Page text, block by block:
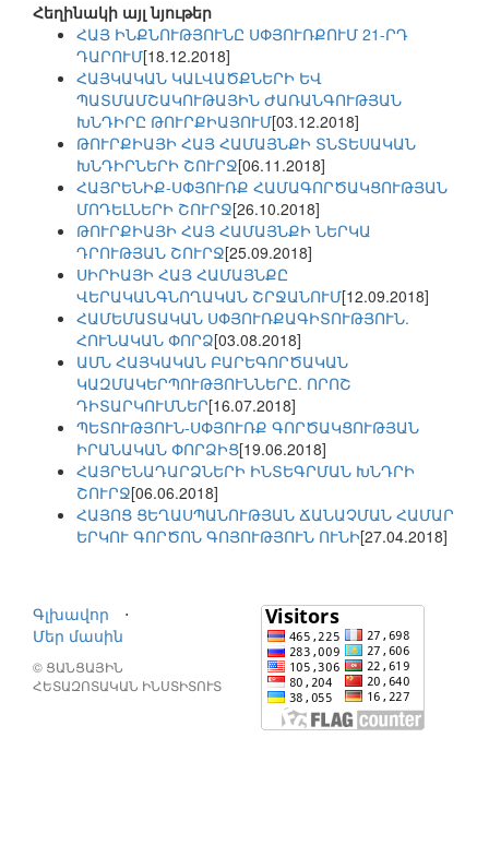
Հեղինակի այլ նյութեր
ՀԱՅ ԻՆՔՆՈՒԹՅՈՒՆԸ ՍՓՅՈՒՌՔՈՒՄ 21-ՐԴ
ԴԱՐՈՒՄ[18.12.2018]
ՀԱՅԿԱԿԱՆ ԿԱԼՎԱԾՔՆԵՐԻ ԵՎ
ՊԱՏՄԱՄՇԱԿՈՒԹԱՅԻՆ ԺԱՌԱՆԳՈՒԹՅԱՆ
ԽՆԴԻՐԸ ԹՈՒՐՔԻԱՅՈՒՄ[03.12.2018]
ԹՈՒՐՔԻԱՅԻ ՀԱՅ ՀԱՄԱՅՆՔԻ ՏՆՏԵՍԱԿԱՆ
ԽՆԴԻՐՆԵՐԻ ՇՈՒՐՋ[06.11.2018]
ՀԱՅՐԵՆԻՔ-ՍՓՅՈՒՌՔ ՀԱՄԱԳՈՐԾԱԿՑՈՒԹՅԱՆ
ՄՈԴԵԼՆԵՐԻ ՇՈՒՐՋ[26.10.2018]
ԹՈՒՐՔԻԱՅԻ ՀԱՅ ՀԱՄԱՅՆՔԻ ՆԵՐԿԱ
ԴՐՈՒԹՅԱՆ ՇՈՒՐՋ[25.09.2018]
ՍԻՐԻԱՅԻ ՀԱՅ ՀԱՄԱՅՆՔԸ
ՎԵՐԱԿԱՆԳՆՈՂԱԿԱՆ ՇՐՋԱՆՈՒՄ[12.09.2018]
ՀԱՄԵՄԱՏԱԿԱՆ ՍՓՅՈՒՌՔԱԳԻՏՈՒԹՅՈՒՆ.
ՀՈՒՆԱԿԱՆ ՓՈՐՁ[03.08.2018]
ԱՄՆ ՀԱՅԿԱԿԱՆ ԲԱՐԵԳՈՐԾԱԿԱՆ
ԿԱԶՄԱԿԵՐՊՈՒԹՅՈՒՆՆԵՐԸ. ՈՐՈՇ
ԴԻՏԱՐԿՈՒՄՆԵՐ[16.07.2018]
ՊԵՏՈՒԹՅՈՒՆ-ՍՓՅՈՒՌՔ ԳՈՐԾԱԿՑՈՒԹՅԱՆ
ԻՐԱՆԱԿԱՆ ՓՈՐՁԻՑ[19.06.2018]
ՀԱՅՐԵՆԱԴԱՐՁՆԵՐԻ ԻՆՏԵԳՐՄԱՆ ԽՆԴՐԻ
ՇՈՒՐՋ[06.06.2018]
ՀԱՅՈՑ ՑԵՂԱՍՊԱՆՈՒԹՅԱՆ ՃԱՆԱՉՄԱՆ ՀԱՄԱՐ
ԵՐԿՈՒ ԳՈՐԾՈՆ ԳՈՅՈՒԹՅՈՒՆ ՈՒՆԻ[27.04.2018]
Գլխավոր
⋅
Մեր մասին
© ՑԱՆՑԱՅԻՆ
ՀԵՏԱԶՈՏԱԿԱՆ ԻՆՍՏԻՏՈՒՏ